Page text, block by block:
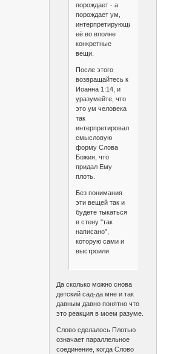
порождает - а
порождает ум,
интерпретирующий
её во вполне
конкретные
вещи.
После этого
возвращайтесь к
Иоанна 1:14, и
уразумейте, что
это ум человека
так
интерпретировал
смысловую
форму Слова
Божия, что
придал Ему
плоть.
Без понимания
эти вещей так и
будете тыкаться
в стену "так
написано",
которую сами и
выстроили
Да сколько можно снова
детский сад-да мне и так
давным давно понятно что
это реакция в моем разуме.
Слово сделалось Плотью
означает параллельное
соединение, когда Слово